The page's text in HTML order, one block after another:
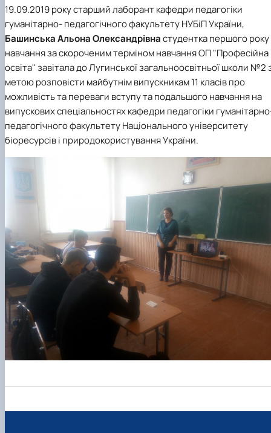
19.09.2019 року старший лаборант кафедри педагогіки
гуманітарно- педагогічного факультету НУБіП України,
Башинська Альона Олександрівнастудентка першого року
навчання за скороченим терміном навчання ОП "Професійна
освіта" завітала до Лугинської загальноосвітньої школи №2
метою розповісти майбутнім випускникам 11 класів про
можливість та переваги вступу та подальшого навчання на
випускових спеціальностях кафедри педагогіки
педагогічного факультету Національного університету
біоресурсів і природокористування України.